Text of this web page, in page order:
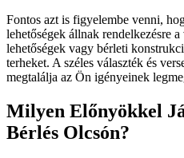
Fontos azt is figyelembe venni,
lehetőségek állnak rendelkezésre
lehetőségek vagy bérleti
terheket. A széles választék és
megtalálja az Ön igényeinek
Milyen Előnyökkel
Bérlés Olcsón?